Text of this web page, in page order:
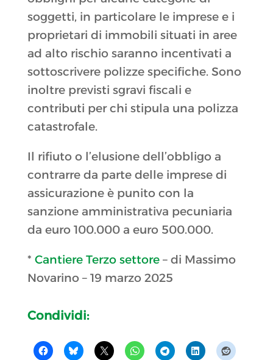
soggetti, in particolare le imprese e i
proprietari di immobili situati in aree
ad alto rischio saranno incentivati a
sottoscrivere polizze specifiche. Sono
inoltre previsti sgravi fiscali e
contributi per chi stipula una polizza
catastrofale.
Il rifiuto o l’elusione dell’obbligo a
contrarre da parte delle imprese di
assicurazione è punito con la
sanzione amministrativa pecuniaria
da euro 100.000 a euro 500.000.
* Cantiere Terzo settore– di Massimo
Novarino – 19 marzo 2025
Condividi: